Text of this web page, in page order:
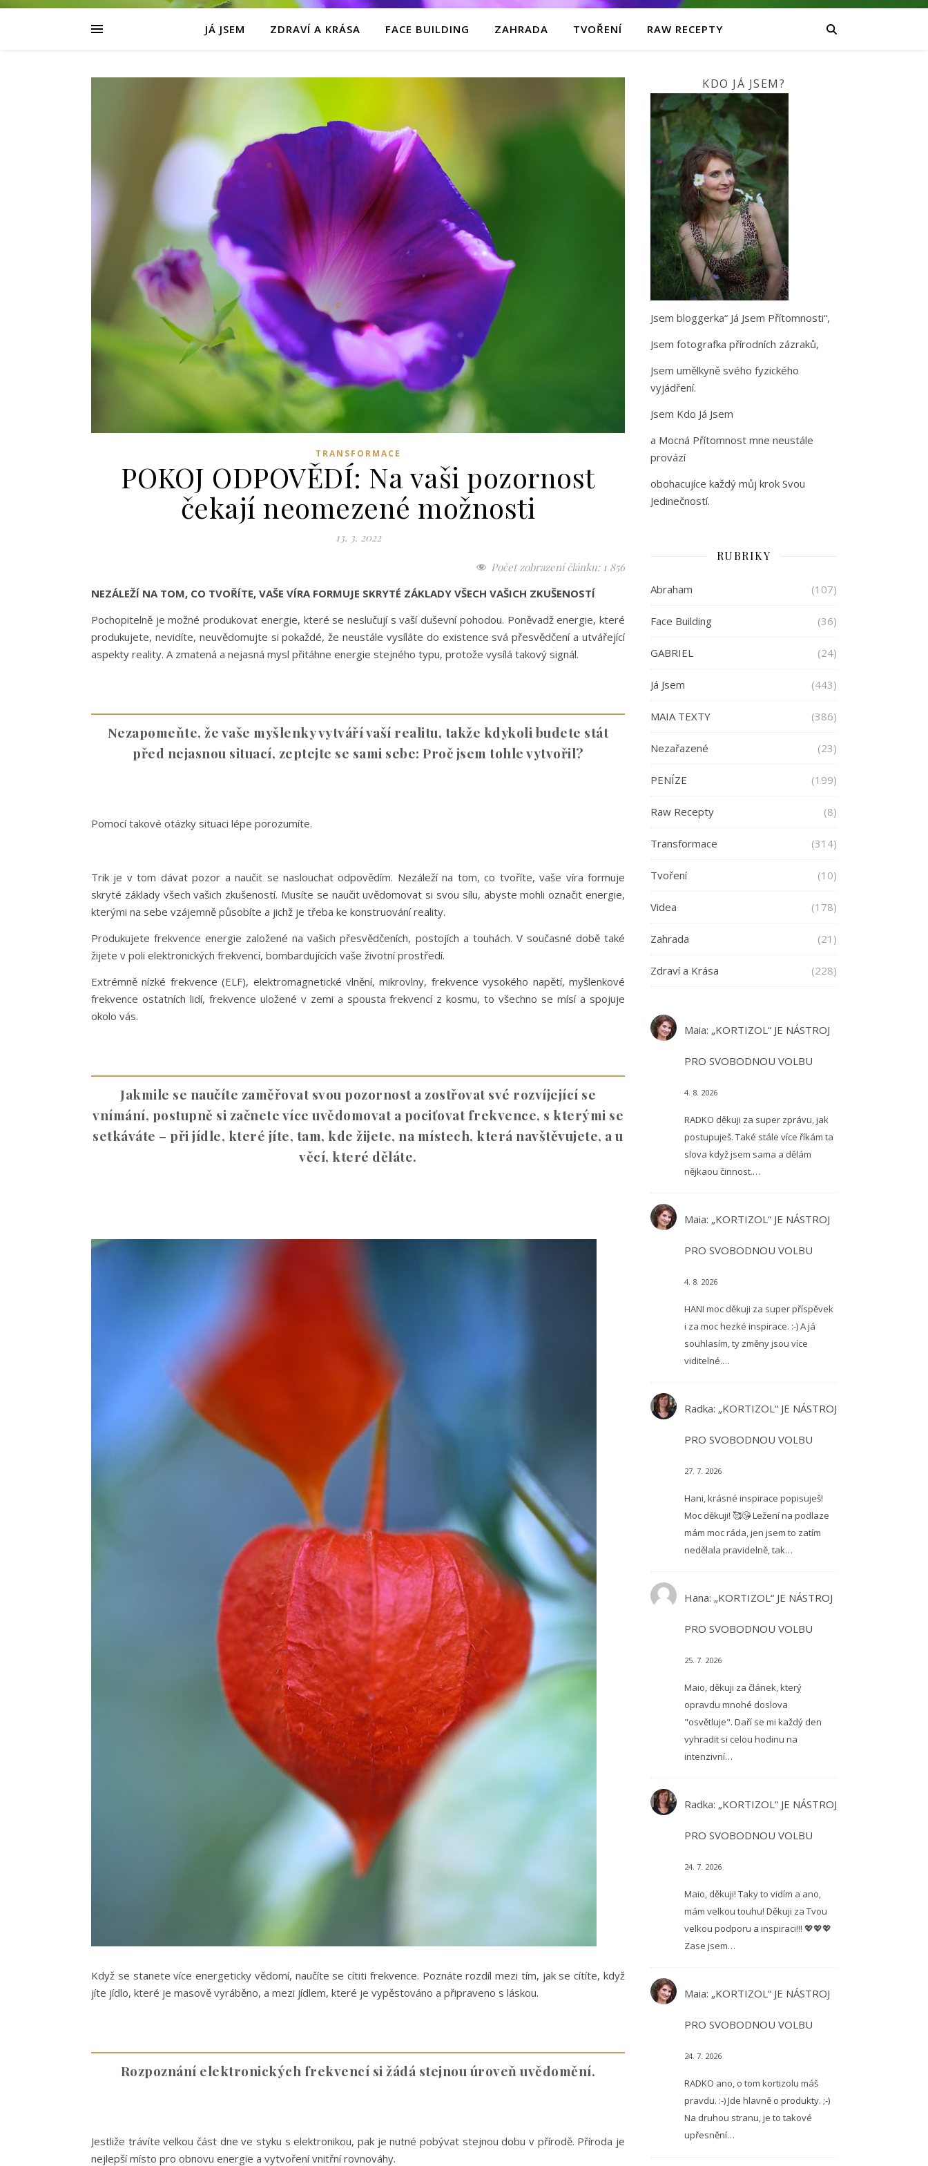
JÁ JSEM ZDRAVÍ A KRÁSA FACE BUILDING ZAHRADA TVOŘENÍ RAW RECEPTY
TRANSFORMACE
POKOJ ODPOVĚDÍ: Na vaši pozornost
čekají neomezené možnosti
13. 3. 2022
Počet zobrazení článku: 1 856
NEZÁLEŽÍ NA TOM, CO TVOŘÍTE, VAŠE VÍRA FORMUJE SKRYTÉ ZÁKLADY VŠECH VAŠICH ZKUŠENOSTÍ
Pochopitelně je možné produkovat energie, které se neslučují s vaší duševní pohodou. Poněvadž energie, které
produkujete, nevidíte, neuvědomujte si pokaždé, že neustále vysíláte do existence svá přesvědčení a utvářející
aspekty reality. A zmatená a nejasná mysl přitáhne energie stejného typu, protože vysílá takový signál.
Nezapomeňte, že vaše myšlenky vytváří vaší realitu, takže kdykoli budete stát
před nejasnou situací, zeptejte se sami sebe: Proč jsem tohle vytvořil?
Pomocí takové otázky situaci lépe porozumíte.
Trik je v tom dávat pozor a naučit se naslouchat odpovědím. Nezáleží na tom, co tvoříte, vaše víra formuje
skryté základy všech vašich zkušeností. Musíte se naučit uvědomovat si svou sílu, abyste mohli označit energie,
kterými na sebe vzájemně působíte a jichž je třeba ke konstruování reality.
Produkujete frekvence energie založené na vašich přesvědčeních, postojích a touhách. V současné době také
žijete v poli elektronických frekvencí, bombardujících vaše životní prostředí.
Extrémně nízké frekvence (ELF), elektromagnetické vlnění, mikrovlny, frekvence vysokého napětí, myšlenkové
frekvence ostatních lidí, frekvence uložené v zemi a spousta frekvencí z kosmu, to všechno se mísí a spojuje
okolo vás.
Jakmile se naučíte zaměřovat svou pozornost a zostřovat své rozvíjející se
vnímání, postupně si začnete více uvědomovat a pociťovat frekvence, s kterými se
setkáváte – při jídle, které jíte, tam, kde žijete, na místech, která navštěvujete, a u
věcí, které děláte.
Když se stanete více energeticky vědomí, naučíte se cítiti frekvence. Poznáte rozdíl mezi tím, jak se cítíte, když
jíte jídlo, které je masově vyráběno, a mezi jídlem, které je vypěstováno a připraveno s láskou.
Rozpoznání elektronických frekvencí si žádá stejnou úroveň uvědomění.
Jestliže trávíte velkou část dne ve styku s elektronikou, pak je nutné pobývat stejnou dobu v přírodě. Příroda je
nejlepší místo pro obnovu energie a vytvoření vnitřní rovnováhy.
KDO JÁ JSEM?
Jsem bloggerka“ Já Jsem Přítomnosti“,
Jsem fotografka přírodních zázraků,
Jsem umělkyně svého fyzického
vyjádření.
Jsem Kdo Já Jsem
a Mocná Přítomnost mne neustále
provází
obohacujíce každý můj krok Svou
Jedinečností.
RUBRIKY
Abraham (107)
Face Building (36)
GABRIEL (24)
Já Jsem (443)
MAIA TEXTY (386)
Nezařazené (23)
PENÍZE (199)
Raw Recepty (8)
Transformace (314)
Tvoření (10)
Videa (178)
Zahrada (21)
Zdraví a Krása (228)
Maia: „KORTIZOL“ JE NÁSTROJ
PRO SVOBODNOU VOLBU
4. 8. 2026
RADKO děkuji za super zprávu, jak
postupuješ. Také stále více říkám ta
slova když jsem sama a dělám
nějkaou činnost.…
Maia: „KORTIZOL“ JE NÁSTROJ
PRO SVOBODNOU VOLBU
4. 8. 2026
HANI moc děkuji za super příspěvek
i za moc hezké inspirace. :-) A já
souhlasím, ty změny jsou více
viditelné.…
Radka: „KORTIZOL“ JE NÁSTROJ
PRO SVOBODNOU VOLBU
27. 7. 2026
Hani, krásné inspirace popisuješ!
Moc děkuji! 🥰😘 Ležení na podlaze
mám moc ráda, jen jsem to zatím
nedělala pravidelně, tak…
Hana: „KORTIZOL“ JE NÁSTROJ
PRO SVOBODNOU VOLBU
25. 7. 2026
Maio, děkuji za článek, který
opravdu mnohé doslova
"osvětluje". Daří se mi každý den
vyhradit si celou hodinu na
intenzivní…
Radka: „KORTIZOL“ JE NÁSTROJ
PRO SVOBODNOU VOLBU
24. 7. 2026
Maio, děkuji! Taky to vidím a ano,
mám velkou touhu! Děkuji za Tvou
velkou podporu a inspiraci!!! 💖💖💖
Zase jsem…
Maia: „KORTIZOL“ JE NÁSTROJ
PRO SVOBODNOU VOLBU
24. 7. 2026
RADKO ano, o tom kortizolu máš
pravdu. :-) Jde hlavně o produkty. ;-)
Na druhou stranu, je to takové
upřesnění…